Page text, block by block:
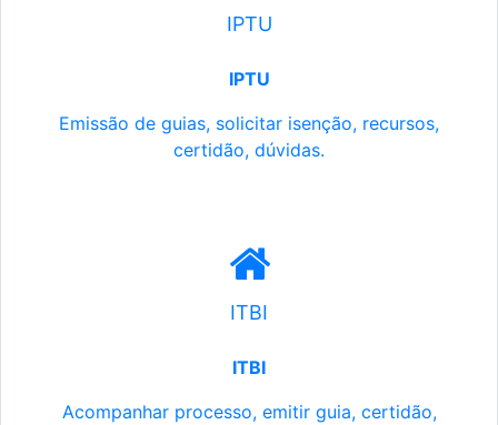
IPTU
IPTU
Emissão de guias, solicitar isenção, recursos,
certidão, dúvidas.
ITBI
ITBI
Acompanhar processo, emitir guia, certidão,